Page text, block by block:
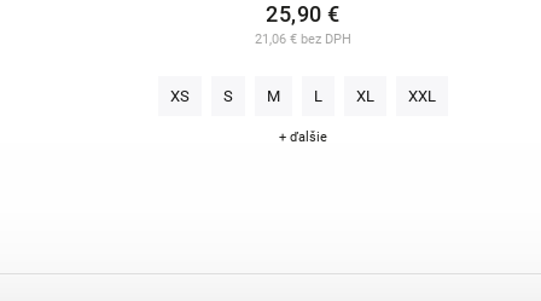
21,06 € bez DPH
25,90 €
XS S M L XL XXL
+ ďalšie